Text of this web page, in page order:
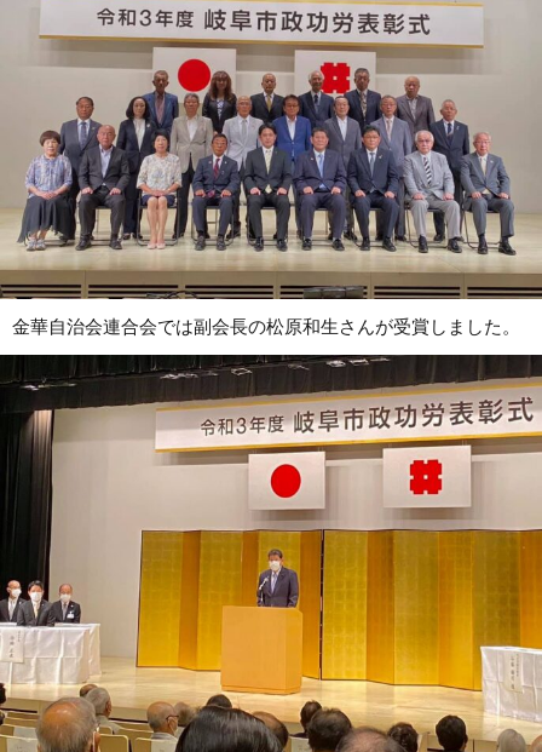
金華自治会連合会では副会長の松原和生さんが受賞しました。